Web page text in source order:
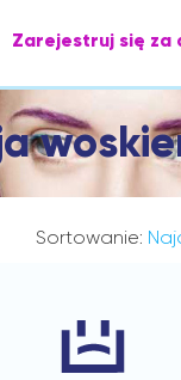
Zarejestruj się za
Sortowanie: